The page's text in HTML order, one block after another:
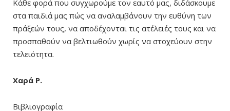
Κάθε φορά που συγχωρούμε τον εαυτό μας, διδάσκουμε
στα παιδιά μας πώς να αναλαμβάνουν την ευθύνη των
πράξεών τους, να αποδέχονται τις ατέλειές τους και να
προσπαθούν να βελτιωθούν χωρίς να στοχεύουν στην
τελειότητα.
Χαρά Ρ.
Βιβλιογραφία